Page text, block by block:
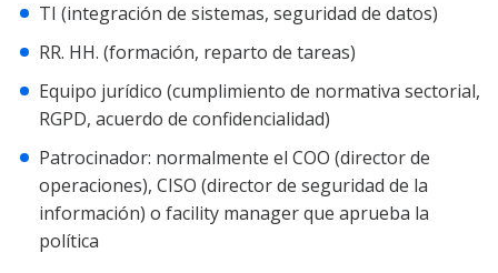
TI (integración de sistemas, seguridad de datos)
RR. HH. (formación, reparto de tareas)
Equipo jurídico (cumplimiento de normativa sectorial,
RGPD, acuerdo de confidencialidad)
Patrocinador: normalmente el COO (director de
operaciones), CISO (director de seguridad de la
información) o facility manager que aprueba la
política